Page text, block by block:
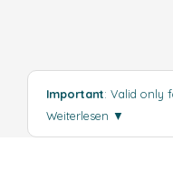
Important: Valid only
Weiterlesen ▼